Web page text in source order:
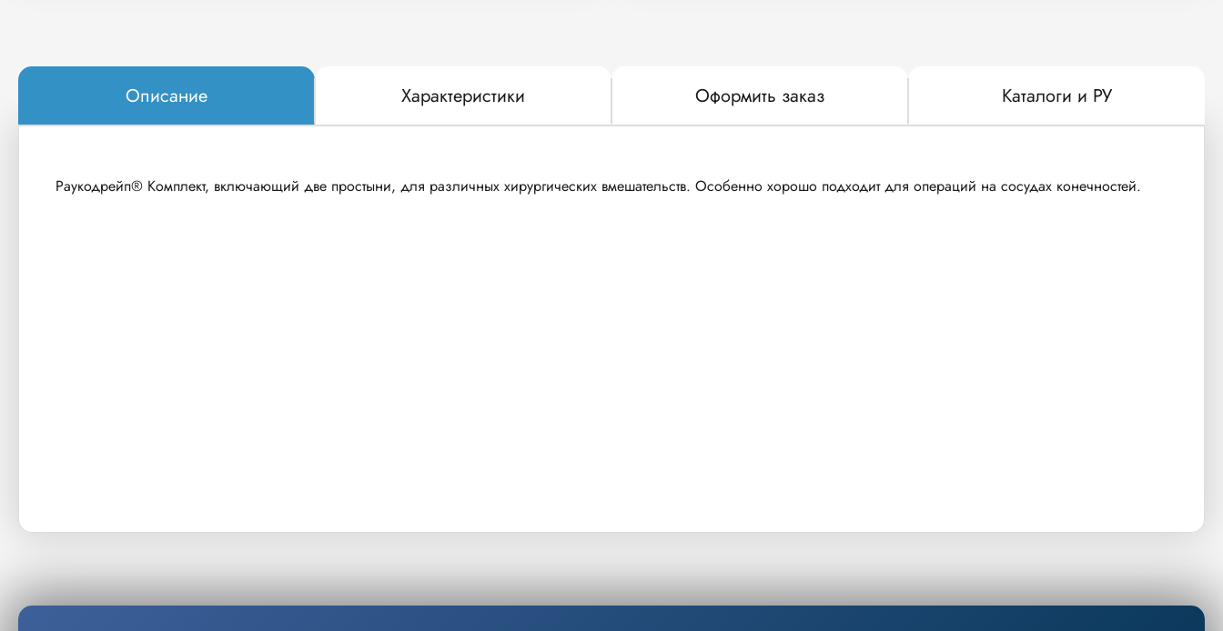
Описание Характеристики Оформить заказ Каталоги и РУ
Раукодрейп® Комплект, включающий две простыни, для различных хирургических вмешательств. Особенно хорошо подходит для операций на сосудах конечностей.